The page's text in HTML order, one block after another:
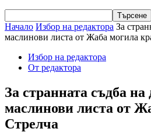
Начало Избор на редактора За
маслинови листа от Жаба могила
Избор на редактора
От редактора
За странната съдба на
маслинови листа от
Стрелча